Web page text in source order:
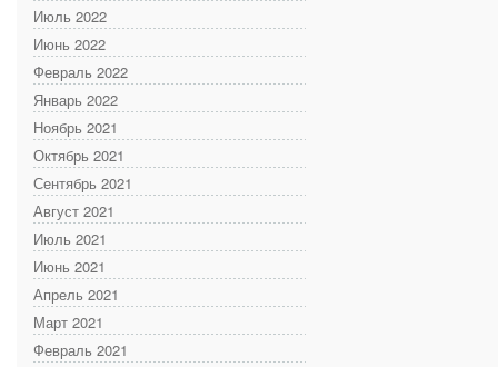
Июль 2022
Июнь 2022
Февраль 2022
Январь 2022
Ноябрь 2021
Октябрь 2021
Сентябрь 2021
Август 2021
Июль 2021
Июнь 2021
Апрель 2021
Март 2021
Февраль 2021